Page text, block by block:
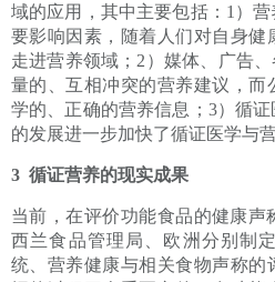
域的应用，其中主要包括：1）
要影响因素，随着人们对自身健
走进营养领域；2）媒体、广告
量的、互相冲突的营养建议，而
学的、正确的营养信息；3）循
的发展进一步加快了循证医学与
3 循证营养的现实成果
当前，在评价功能食品的健康
西兰食品管理局、欧洲分别制
统、营养健康与相关食物声称的